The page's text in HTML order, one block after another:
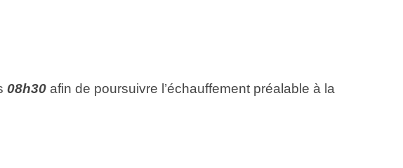
08h30 afin de poursuivre l’échauffement préalable à la